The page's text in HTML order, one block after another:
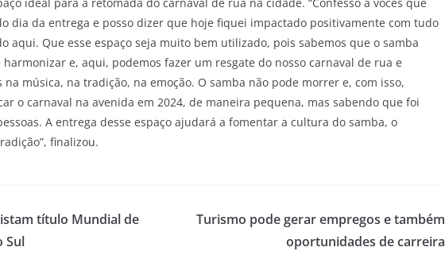
dia da entrega e posso dizer que hoje fiquei impactado positivamente com tudo
aqui. Que esse espaço seja muito bem utilizado, pois sabemos que o samba
e, aqui, podemos fazer um resgate do nosso carnaval de rua e
música, na tradição, na emoção. O samba não pode morrer e, com isso,
o carnaval na avenida em 2024, de maneira pequena, mas sabendo que foi
A entrega desse espaço ajudará a fomentar a cultura do samba, o
finalizou.
título Mundial de
Sul
Turismo pode gerar empregos e também
oportunidades de carreira